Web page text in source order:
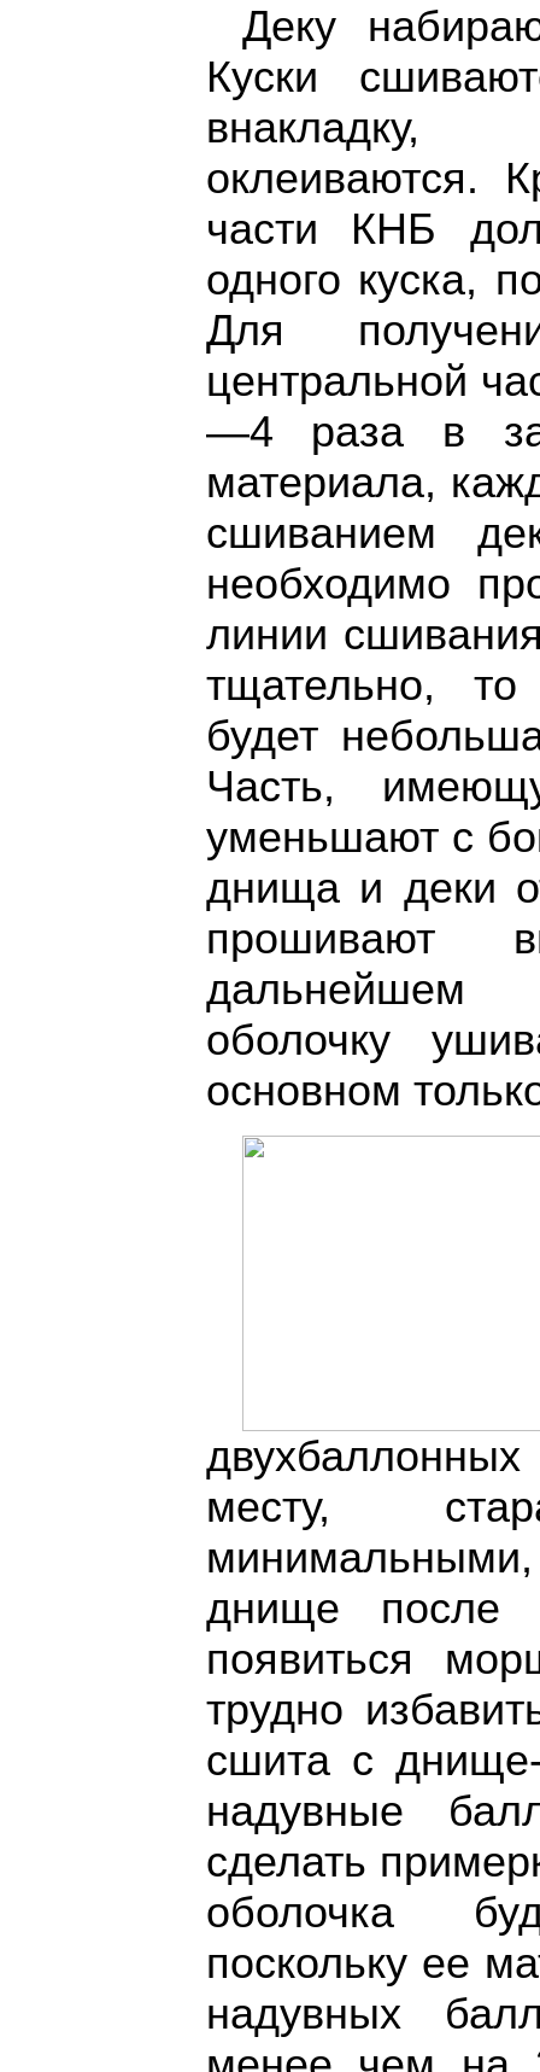
Деку
Куски
оклеиваются.
части КНБ
одного куска,
Для
центральной
—4 раза в
материала,
сшиванием
необходимо
линии
тщательно,
будет
Часть,
уменьшают с
днища и деки
прошивают
дальнейшем
оболочку
основном
месту,
днище после
появиться
трудно
сшита с
надувные
сделать
оболочка
поскольку ее
надувных